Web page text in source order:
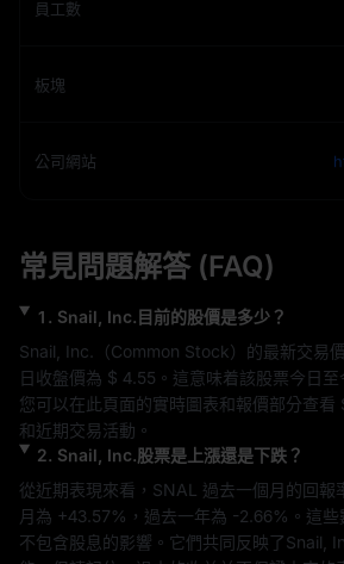
員工數
板塊
公司網站
常見問題解答 (FAQ)
1 . Snail, Inc. 目前的股價是多少？
Snail, Inc.
（Common Stock）的最新交易
日收盤價為 $ 4.55 。這意味着該股票今日
您可以在此頁面的實時圖表和報價部分查看
和近期交易活動。
2. Snail, Inc.股票是上漲還是下跌？
從近期表現來看， SNAL 過去一個月的回報
月為 +43.57% ，過去一年為 -2.66% 。這
不包含股息的影響。它們共同反映了Snail,